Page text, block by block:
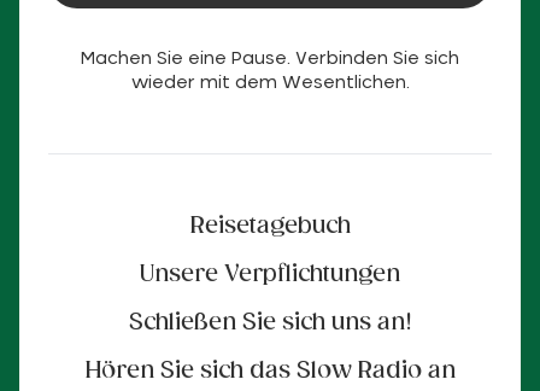
Machen Sie eine Pause. Verbinden Sie sich
wieder mit dem Wesentlichen.
Reisetagebuch
Unsere Verpflichtungen
Schließen Sie sich uns an!
Hören Sie sich das Slow Radio an